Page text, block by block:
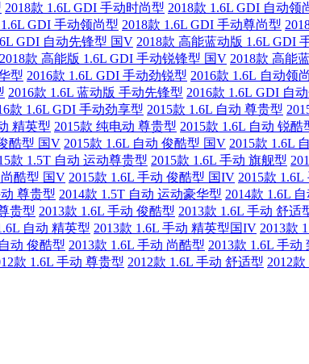
2018款 1.6L GDI 手动时尚型 2018款 1.6L GDI 自动领
GDI 手动领尚型 2018款 1.6L GDI 手动尊尚型
GDI 自动先锋型 国V 2018款 高能蓝动版 1.6L GDI
2018款 高能版 1.6L GDI 手动锐锋型 国V 2018款 高能
型 2016款 1.6L GDI 手动劲锐型 2016款 1.6L 自动领
2016款 1.6L 蓝动版 手动先锋型 2016款 1.6L GDI 自
款 1.6L GDI 手动劲享型 2015款 1.6L 自动 尊贵型
精英型 2015款 纯电动 尊贵型 2015款 1.6L 自动 锐酷
酷型 国V 2015款 1.6L 自动 俊酷型 国V 2015款 1.6L
款 1.5T 自动 运动尊贵型 2015款 1.6L 手动 旗舰型
尚酷型 国V 2015款 1.6L 手动 俊酷型 国IV 2015款
尊贵型 2014款 1.5T 自动 运动豪华型 2014款 1.6L
贵型 2013款 1.6L 手动 俊酷型 2013款 1.6L 手动 舒适
自动 精英型 2013款 1.6L 手动 精英型国IV 2013款
动 俊酷型 2013款 1.6L 手动 尚酷型 2013款 1.6L 手
款 1.6L 手动 尊贵型 2012款 1.6L 手动 舒适型 2012